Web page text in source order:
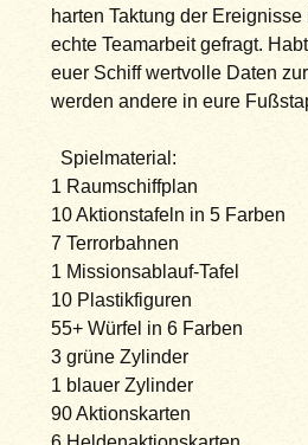
harten Taktung der
echte Teamarbeit gefragt.
euer Schiff wertvolle Daten
werden andere in eure
Spielmaterial:
1 Raumschiffplan
10 Aktionstafeln in 5 Farben
7 Terrorbahnen
1 Missionsablauf-Tafel
10 Plastikfiguren
55+ Würfel in 6 Farben
3 grüne Zylinder
1 blauer Zylinder
90 Aktionskarten